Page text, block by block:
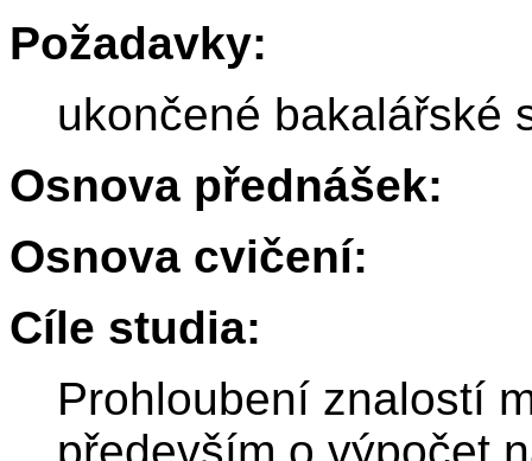
Požadavky:
ukončené bakalářské
Osnova přednášek:
Osnova cvičení:
Cíle studia:
Prohloubení znalostí